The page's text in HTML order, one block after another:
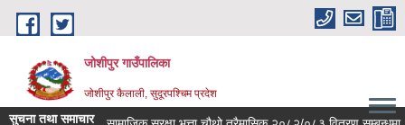
Skip to main content
जोशीपुर गाउँपालिका
जोशीपुर कैलाली, सुदूरपश्चिम प्रदेश
सुचना तथा समाचार